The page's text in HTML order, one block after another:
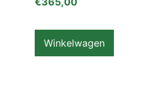
Winkelwagen